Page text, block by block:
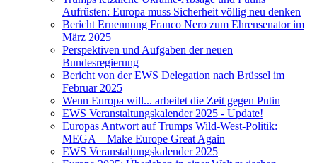
Aufrüsten: Europa muss Sicherheit völlig neu denken
Bericht Ernennung Franco Nero zum Ehrensenator im
März 2025
Perspektiven und Aufgaben der neuen
Bundesregierung
Bericht von der EWS Delegation nach Brüssel im
Februar 2025
Wenn Europa will... arbeitet die Zeit gegen Putin
EWS Veranstaltungskalender 2025 - Update!
Europas Antwort auf Trumps Wild-West-Politik:
MEGA – Make Europe Great Again
EWS Veranstaltungskalender 2025